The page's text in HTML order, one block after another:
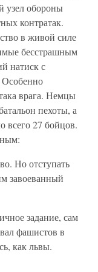
узел обороны
контратак.
в живой силе
бесстрашным
натиск с
Особенно
врага. Немцы
пехоты, а
всего 27 бойцов.
Но отступать
завоеванный
задание, сам
фашистов в
как львы.